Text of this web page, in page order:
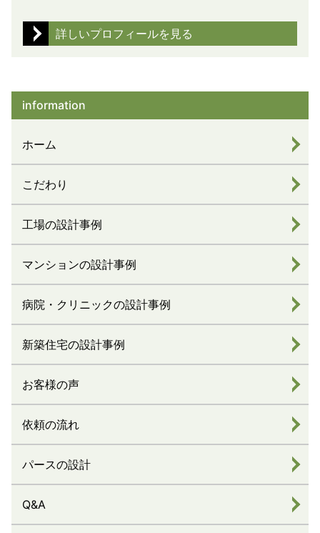
詳しいプロフィールを見る
information
ホーム
こだわり
工場の設計事例
マンションの設計事例
病院・クリニックの設計事例
新築住宅の設計事例
お客様の声
依頼の流れ
パースの設計
Q&A